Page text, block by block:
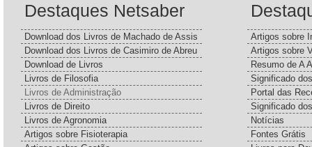
Destaques Netsaber
Download dos Livros de Machado de Assis
Download dos Livros de Casimiro de Abreu
Download de Livros
Livros de Filosofia
Livros de Administração
Livros de Direito
Livros de Agronomia
Artigos sobre Fisioterapia
Artigos sobre
Artigos sobre
Resumo de A
Significado
Portal das
Significado
Notícias
Fontes Grátis